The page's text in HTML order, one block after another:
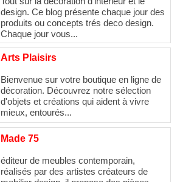
design. Ce blog présente chaque jour des
produits ou concepts trés deco design.
Chaque jour vous...
Arts Plaisirs
Bienvenue sur votre boutique en ligne de
décoration. Découvrez notre sélection
d'objets et créations qui aident à vivre
mieux, entourés...
Made 75
éditeur de meubles contemporain,
réalisés par des artistes créateurs de